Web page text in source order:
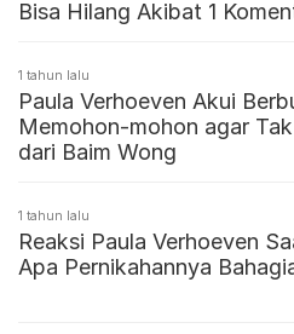
Bisa Hilang Akibat 1
1 tahun lalu
Paula Verhoeven Akui
Memohon-mohon agar
dari Baim Wong
1 tahun lalu
Reaksi Paula Verhoeven
Apa Pernikahannya